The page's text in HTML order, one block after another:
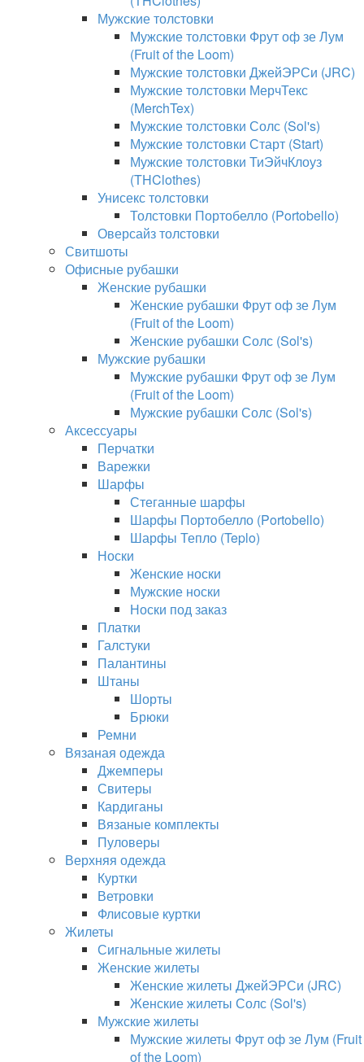
Мужские толстовки
Мужские толстовки Фрут оф зе Лум
(Fruit of the Loom)
Мужские толстовки ДжейЭРСи (JRC)
Мужские толстовки МерчТекс
(MerchTex)
Мужские толстовки Солс (Sol's)
Мужские толстовки Старт (Start)
Мужские толстовки ТиЭйчКлоуз
(THClothes)
Унисекс толстовки
Толстовки Портобелло (Portobello)
Оверсайз толстовки
Свитшоты
Офисные рубашки
Женские рубашки
Женские рубашки Фрут оф зе Лум
(Fruit of the Loom)
Женские рубашки Солс (Sol's)
Мужские рубашки
Мужские рубашки Фрут оф зе Лум
(Fruit of the Loom)
Мужские рубашки Солс (Sol's)
Аксессуары
Перчатки
Варежки
Шарфы
Стеганные шарфы
Шарфы Портобелло (Portobello)
Шарфы Тепло (Teplo)
Носки
Женские носки
Мужские носки
Носки под заказ
Платки
Галстуки
Палантины
Штаны
Шорты
Брюки
Ремни
Вязаная одежда
Джемперы
Свитеры
Кардиганы
Вязаные комплекты
Пуловеры
Верхняя одежда
Куртки
Ветровки
Флисовые куртки
Жилеты
Сигнальные жилеты
Женские жилеты
Женские жилеты ДжейЭРСи (JRC)
Женские жилеты Солс (Sol's)
Мужские жилеты
Мужские жилеты Фрут оф зе Лум (Fruit
of the Loom)